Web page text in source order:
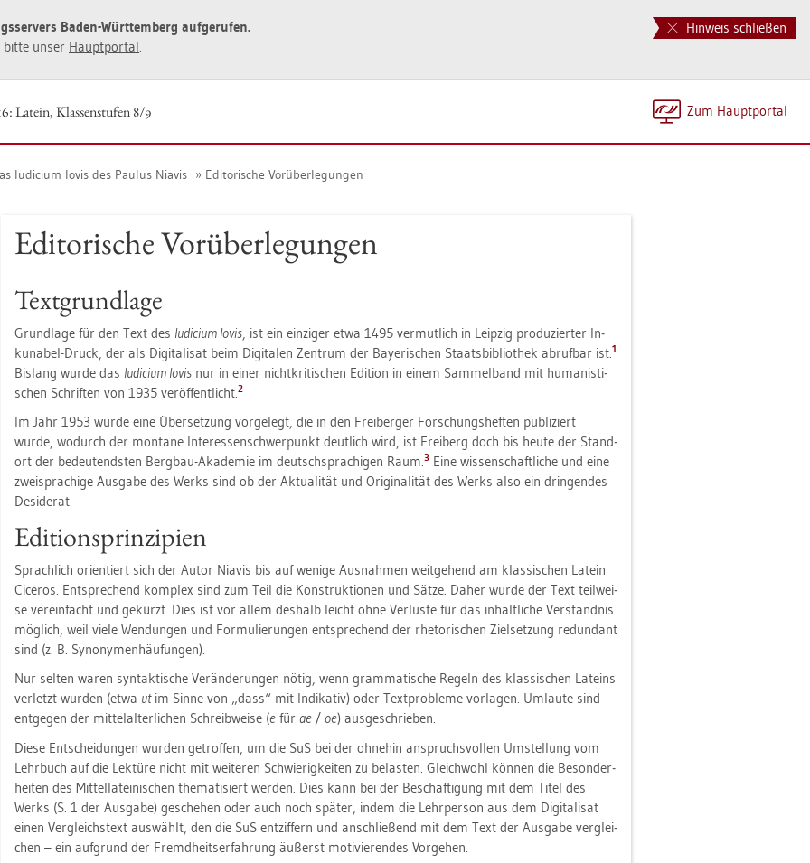
Hinweis schließen
Baden-Würt­tem­berg auf­ge­ru­fen.
bitte unser Haupt­por­tal.
Zum Haupt­por­tal
La­tein, Klas­sen­stu­fen 8/9
Iu­di­ci­um Iovis des Pau­lus Nia­vis Edi­to­ri­sche Vor­über­le­gun­gen
Edi­to­ri­sche Vor­über­le­gun­gen
Text­grund­la­ge
Grund­la­ge für den Text des Iu­di­ci­um Iovis, ist ein ein­zi­ger etwa 1495 ver­mut­lich in Leip­zig pro­du­zier­ter In­
ku­na­bel-Druck, der als Di­gi­ta­li­sat beim Di­gi­ta­len Zen­trum der Baye­ri­schen Staats­bi­blio­thek ab­ruf­bar ist. 1
Bis­lang wurde das Iu­di­ci­um Iovisnur in einer nicht­kri­ti­schen Edi­ti­on in einem Sam­mel­band mit hu­ma­nis­ti­
schen Schrif­ten von 1935 ver­öf­fent­licht. 2
Im Jahr 1953 wurde eine Über­set­zung vor­ge­legt, die in den Frei­ber­ger For­schungs­hef­ten pu­bli­ziert
wurde, wo­durch der mon­ta­ne In­ter­es­sen­schwer­punkt deut­lich wird, ist Frei­berg doch bis heute der Stand­
ort der be­deu­tends­ten Berg­bau-Aka­de­mie im deutsch­spra­chi­gen Raum.3Eine wis­sen­schaft­li­che und eine
zwei­spra­chi­ge Aus­ga­be des Werks sind ob der Ak­tua­li­tät und Ori­gi­na­li­tät des Werks also ein drin­gen­des
De­si­de­rat.
Edi­ti­ons­prin­zi­pi­en
Sprach­lich ori­en­tiert sich der Autor Nia­vis bis auf we­ni­ge Aus­nah­men weit­ge­hend am klas­si­schen La­tein
Ci­ce­ros. Ent­spre­chend kom­plex sind zum Teil die Kon­struk­tio­nen und Sätze. Daher wurde der Text teil­wei­
se ver­ein­facht und ge­kürzt. Dies ist vor allem des­halb leicht ohne Ver­lus­te für das in­halt­li­che Ver­ständ­nis
mög­lich, weil viele Wen­dun­gen und For­mu­lie­run­gen ent­spre­chend der rhe­to­ri­schen Ziel­set­zung red­un­dant
sind (z. B. Syn­ony­men­häu­fun­gen).
Nur sel­ten waren syn­tak­ti­sche Ver­än­de­run­gen nötig, wenn gram­ma­ti­sche Re­geln des klas­si­schen La­teins
ver­letzt wur­den (etwa ut im Sinne von „dass“ mit In­di­ka­tiv) oder Text­pro­ble­me vor­la­gen. Um­lau­te sind
ent­ge­gen der mit­tel­al­ter­li­chen Schreib­wei­se (efür ae / oe) aus­ge­schrie­ben.
Diese Ent­schei­dun­gen wur­den ge­trof­fen, um die SuS bei der oh­ne­hin an­spruchs­vol­len Um­stel­lung vom
Lehr­buch auf die Lek­tü­re nicht mit wei­te­ren Schwie­rig­kei­ten zu be­las­ten. Gleich­wohl kön­nen die Be­son­der­
hei­ten des Mit­tel­la­tei­ni­schen the­ma­ti­siert wer­den. Dies kann bei der Be­schäf­ti­gung mit dem Titel des
Werks (S. 1 der Aus­ga­be) ge­sche­hen oder auch noch spä­ter, indem die Lehr­per­son aus dem Di­gi­ta­li­sat
einen Ver­gleichs­text aus­wählt, den die SuS ent­zif­fern und an­schlie­ßend mit dem Text der Aus­ga­be ver­glei­
chen – ein auf­grund der Fremd­heits­er­fah­rung äu­ßerst mo­ti­vie­ren­des Vor­ge­hen.